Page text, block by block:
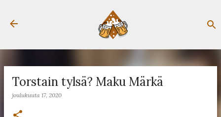
Siirry pääsisältöön
Torstain tylsä? Maku Märkä
joulukuuta 17, 2020